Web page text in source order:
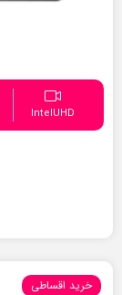
IntelUHD
خرید اقساطی